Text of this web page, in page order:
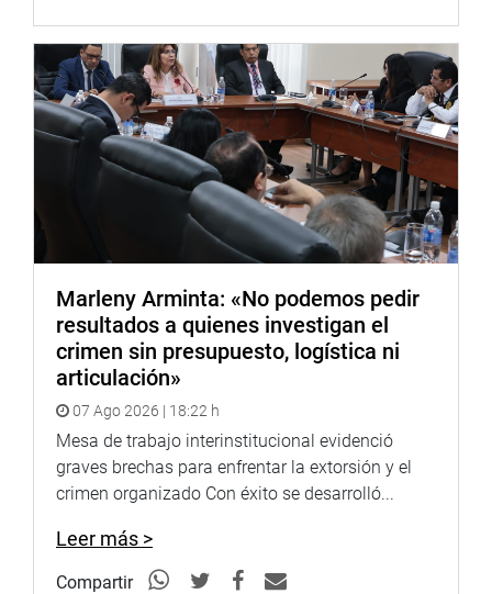
Marleny Arminta: «No podemos pedir
resultados a quienes investigan el
crimen sin presupuesto, logística ni
articulación»
07 Ago 2026 | 18:22 h
Mesa de trabajo interinstitucional evidenció
graves brechas para enfrentar la extorsión y el
crimen organizado Con éxito se desarrolló...
Leer más >
Compartir